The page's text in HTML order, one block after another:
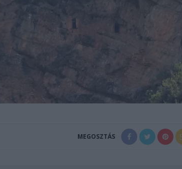
MEGOSZTÁS